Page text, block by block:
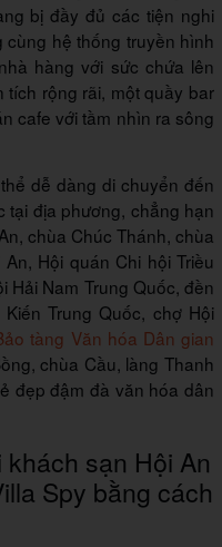
bị đầy đủ các tiện nghi
hệ thống truyền hình
hàng với sức chứa lên
rộng rãi, một quầy bar
cafe với tầm nhìn ra sông
dễ dàng di chuyển đến
tại địa phương, chẳng hạn
chùa Chúc Thánh, chùa
Hội quán Chi hội Triều
Hải Nam Trung Quốc, đền
Trung Quốc, chợ Hội
tàng Văn hóa Dân gian
chùa Cầu, làng Thanh
đẹp đậm đà văn hóa dân
sạn Hội An
Spy bằng cách